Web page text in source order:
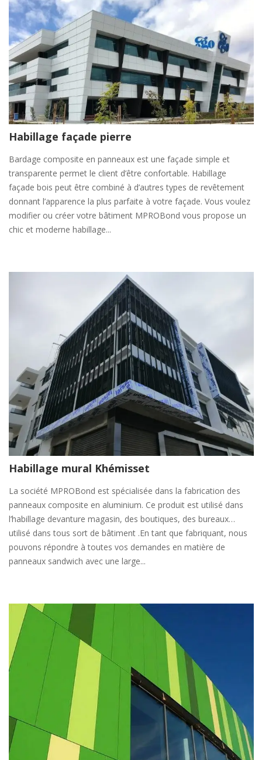
Habillage façade pierre
Bardage composite en panneaux est une façade simple et
transparente permet le client d’être confortable. Habillage
façade bois peut être combiné à d’autres types de revêtement
donnant l’apparence la plus parfaite à votre façade. Vous voulez
modifier ou créer votre bâtiment MPROBond vous propose un
chic et moderne habillage...
Habillage mural Khémisset
La société MPROBond est spécialisée dans la fabrication des
panneaux composite en aluminium. Ce produit est utilisé dans
l’habillage devanture magasin, des boutiques, des bureaux…
utilisé dans tous sort de bâtiment .En tant que fabriquant, nous
pouvons répondre à toutes vos demandes en matière de
panneaux sandwich avec une large...